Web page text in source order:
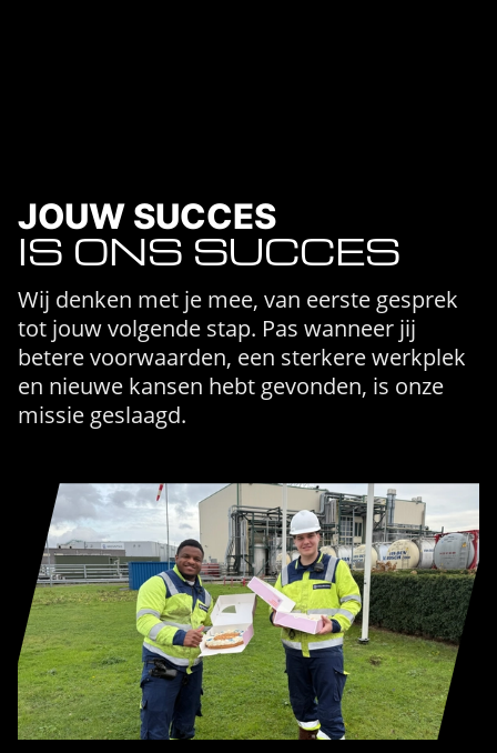
JOUW SUCCES
IS ONS SUCCES
Wij denken met je mee, van eerste gesprek
tot jouw volgende stap. Pas wanneer jij
betere voorwaarden, een sterkere werkplek
en nieuwe kansen hebt gevonden, is onze
missie geslaagd.